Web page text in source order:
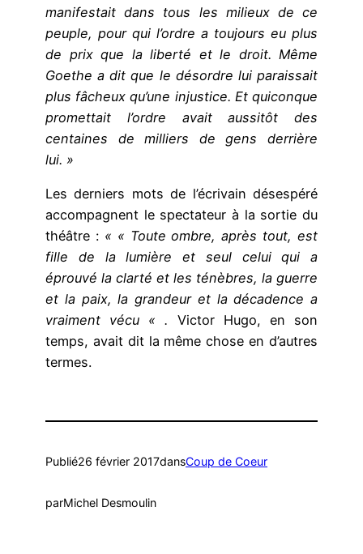
manifestait dans tous les milieux de ce
peuple, pour qui l’ordre a toujours eu plus
de prix que la liberté et le droit. Même
Goethe a dit que le désordre lui paraissait
plus fâcheux qu’une injustice. Et quiconque
promettait l’ordre avait aussitôt des
centaines de milliers de gens derrière
lui. »
Les derniers mots de l’écrivain désespéré
accompagnent le spectateur à la sortie du
théâtre : « « Toute ombre, après tout, est
fille de la lumière et seul celui qui a
éprouvé la clarté et les ténèbres, la guerre
et la paix, la grandeur et la décadence a
vraiment vécu « . Victor Hugo, en son
temps, avait dit la même chose en d’autres
termes.
Publié26 février 2017dansCoup de Coeur
parMichel Desmoulin